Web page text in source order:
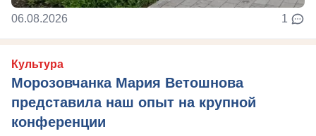
06.08.2026 1
Культура
Морозовчанка Мария Ветошнова
представила наш опыт на крупной
конференции